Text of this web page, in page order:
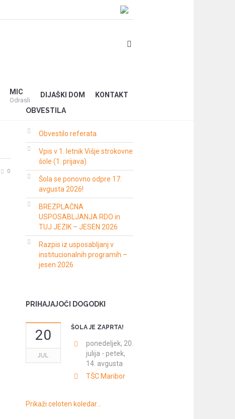
MIC
Odrasli
DIJAŠKI DOM KONTAKT
0
OBVESTILA
Obvestilo referata
Vpis v 1. letnik Višje strokovne
šole (1. prijava)
Šola se ponovno odpre 17.
avgusta 2026!
BREZPLAČNA
USPOSABLJANJA RDO in
TUJ JEZIK – JESEN 2026
Razpis iz usposabljanj v
institucionalnih programih –
jesen 2026
PRIHAJAJOČI DOGODKI
20
JUL
ŠOLA JE ZAPRTA!
ponedeljek, 20.
julija - petek,
14. avgusta
TŠC Maribor
Prikaži celoten koledar…